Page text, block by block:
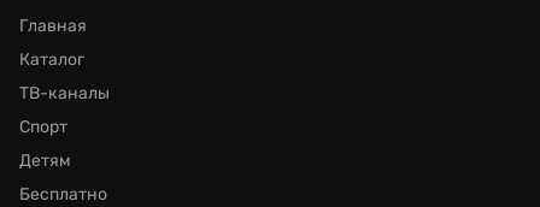
Главная
Каталог
ТВ-каналы
Спорт
Детям
Бесплатно